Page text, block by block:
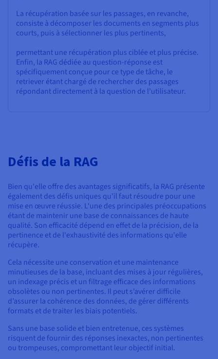
La récupération basée sur les passages, en revanche,
consiste à décomposer les documents en segments plus
courts, puis à sélectionner les plus pertinents,
permettant une récupération plus ciblée et plus précise.
Enfin, la RAG dédiée au question-réponse est
spécifiquement conçue pour ce type de tâche, le
retriever étant chargé de rechercher des passages
répondant directement à la question de l’utilisateur.
Défis de la RAG
Bien qu'elle offre des avantages significatifs, la RAG présente
également des défis uniques qu'il faut résoudre pour une
mise en œuvre réussie. L'une des principales préoccupations
étant de maintenir une base de connaissances de haute
qualité. Son efficacité dépend en effet de la précision, de la
pertinence et de l'exhaustivité des informations qu'elle
récupère.
Cela nécessite une conservation et une maintenance
minutieuses de la base, incluant des mises à jour régulières,
un indexage précis et un filtrage efficace des informations
obsolètes ou non pertinentes. Il peut s’avérer difficile
d’assurer la cohérence des données, de gérer différents
formats et de traiter les biais potentiels.
Sans une base solide et bien entretenue, ces systèmes
risquent de fournir des réponses inexactes, non pertinentes
ou trompeuses, compromettant leur objectif initial.